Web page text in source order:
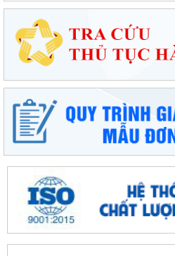
Đặc khu Cát Hải đẩy mạnh cải cách
phục vụ người dân và doanh nghiệp
Thông báo tuyển sinh trình độ
Trường Cao đẳng Kỹ thuật Hải Phòng
Tổ đại biểu số 09 HĐND thành phố Hải
thường lệ giữa năm 2026
Đặc khu Cát Hải triển khai Chương
Khơi dậy tiềm năng, phát huy sức
Đặc khu Cát Hải quyết tâm thực